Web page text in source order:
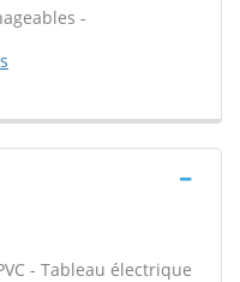
-
- Tableau électrique